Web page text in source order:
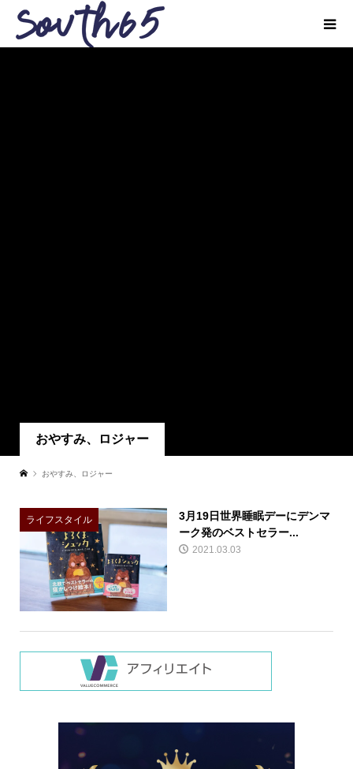
おやすみ、ロジャー
おやすみ、ロジャー
ライフスタイル
3月19日世界睡眠デーにデンマ
ーク発のベストセラー...
2021.03.03